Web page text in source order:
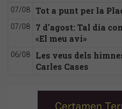
07/08 Tot a punt per la
07/08
7 d'agost: Tal dia
«El meu avi»
06/08
Les veus dels
Carles Cases